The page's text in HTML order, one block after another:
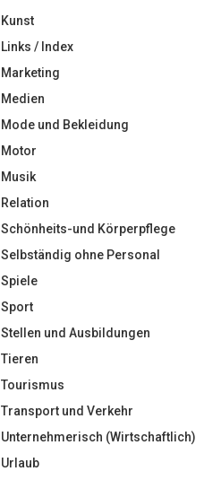
Kunst
Links / Index
Marketing
Medien
Mode und Bekleidung
Motor
Musik
Relation
Schönheits-und Körperpflege
Selbständig ohne Personal
Spiele
Sport
Stellen und Ausbildungen
Tieren
Tourismus
Transport und Verkehr
Unternehmerisch (Wirtschaftlich)
Urlaub